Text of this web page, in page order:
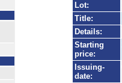
Lot:
Title:
Details:
Starting
price:
Issuing-
date: